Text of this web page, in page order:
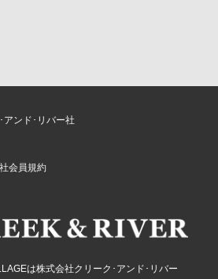
アンド･リバー社
会員規約
は株式会社クリーク･アンド･リバー